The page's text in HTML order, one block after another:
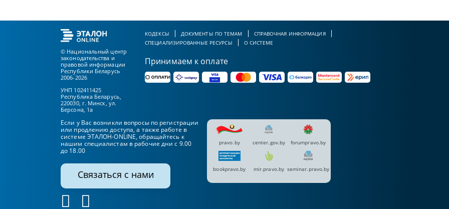
© Национальный центр
законодательства и
правовой информации
Республики Беларусь
2006-2026
УНП 102411425
Республика Беларусь,
220030, г. Минск, ул.
Берсона, 1а
КОДЕКСЫ ДОКУМЕНТЫ ПО ТЕМАМ
СПРАВОЧНАЯ ИНФОРМАЦИЯ
СПЕЦИАЛИЗИРОВАННЫЕ РЕСУРСЫ
О СИСТЕМЕ
Принимаем к оплате
Если у Вас возникли вопросы по регистрации
или продлению доступа, а также работе в
системе ЭТАЛОН-ONLINE, обращайтесь к
нашим специалистам в рабочие дни с 9.00
до 18.00
Связаться с нами
pravo.by center.gov.by forumpravo.by
bookpravo.by mir.pravo.by seminar.pravo.by